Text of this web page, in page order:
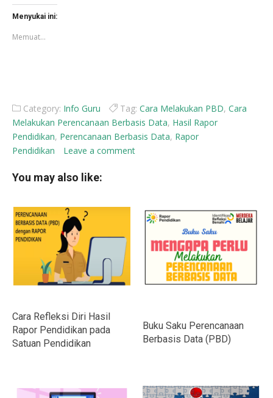
Facebook(Membuka
di
jendela
baru)
Menyukai ini:
Memuat...
Category: Info Guru Tag: Cara Melakukan PBD, Cara
Melakukan Perencanaan Berbasis Data, Hasil Rapor
Pendidikan, Perencanaan Berbasis Data, Rapor
Pendidikan
Leave a comment
You may also like:
Cara Refleksi Diri Hasil
Rapor Pendidikan pada
Satuan Pendidikan
Buku Saku Perencanaan
Berbasis Data (PBD)